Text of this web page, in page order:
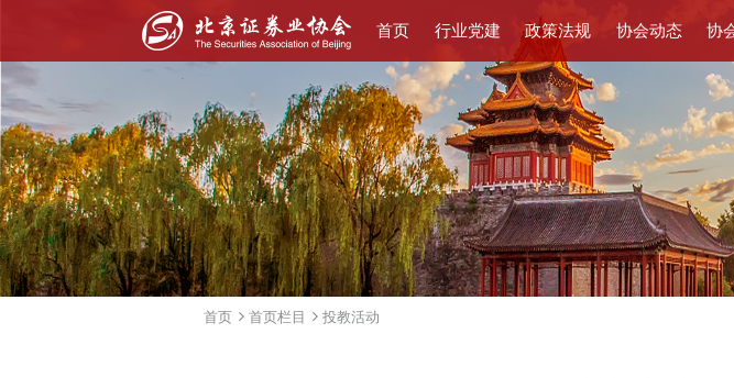
首页 行业党建 政策法规 协会动态 协
首页 首页栏目 投教活动